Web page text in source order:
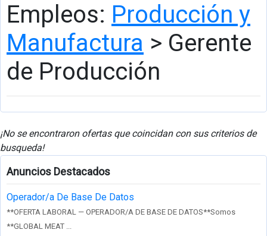
Empleos: Producción y
Manufactura > Gerente
de Producción
¡No se encontraron ofertas que coincidan con sus criterios de
busqueda!
Anuncios Destacados
Operador/a De Base De Datos
**OFERTA LABORAL — OPERADOR/A DE BASE DE DATOS**Somos
**GLOBAL MEAT ...